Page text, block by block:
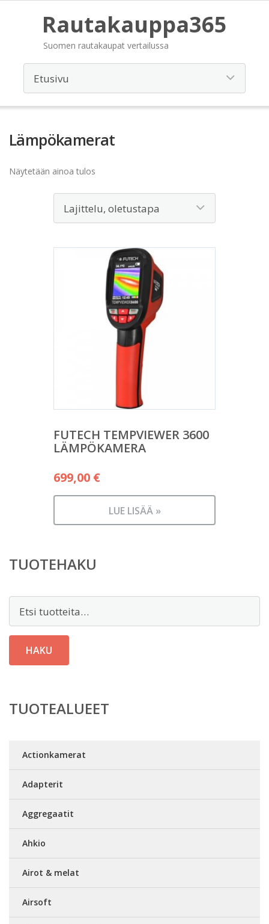
Rautakauppa365
Suomen rautakaupat vertailussa
Lämpökamerat
Näytetään ainoa tulos
FUTECH TEMPVIEWER 3600
LÄMPÖKAMERA
699,00 €
LUE LISÄÄ »
TUOTEHAKU
HAKU
TUOTEALUEET
Actionkamerat
Adapterit
Aggregaatit
Ahkio
Airot & melat
Airsoft